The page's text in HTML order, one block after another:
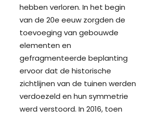
hebben verloren. In het begin
van de 20e eeuw zorgden de
toevoeging van gebouwde
elementen en
gefragmenteerde beplanting
ervoor dat de historische
zichtlijnen van de tuinen werden
verdoezeld en hun symmetrie
werd verstoord. In 2016, toen